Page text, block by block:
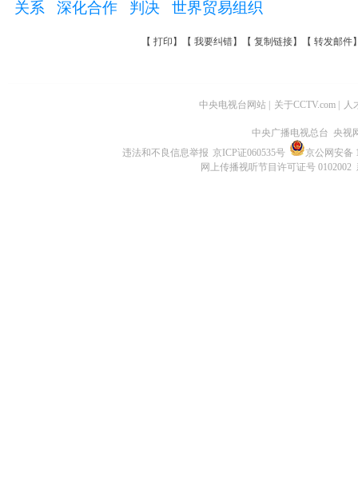
关系
深化合作 判决 世界贸易组织
【 打印 】【 我要纠错】【 复制链接】【 转发邮件
中央电视台网站 关于CCTV.com 人
中央广播电视总台 央视
违法和不良信息举报 京ICP证060535号
京公网安备
网上传播视听节目许可证号 0102002